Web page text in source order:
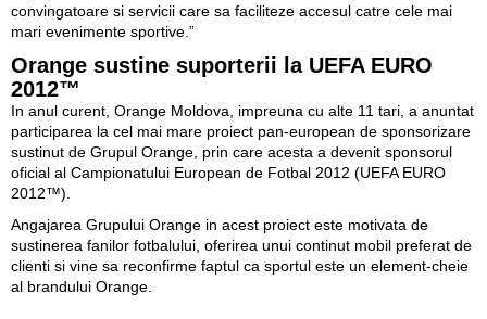
convingatoare si servicii care sa faciliteze accesul catre cele mai
mari evenimente sportive.”
Orange sustine suporterii la UEFA EURO
2012™
In anul curent, Orange Moldova, impreuna cu alte 11 tari, a anuntat
participarea la cel mai mare proiect pan-european de sponsorizare
sustinut de Grupul Orange, prin care acesta a devenit sponsorul
oficial al Campionatului European de Fotbal 2012 (UEFA EURO
2012™).
Angajarea Grupului Orange in acest proiect este motivata de
sustinerea fanilor fotbalului, oferirea unui continut mobil preferat de
clienti si vine sa reconfirme faptul ca sportul este un element-cheie
al brandului Orange.